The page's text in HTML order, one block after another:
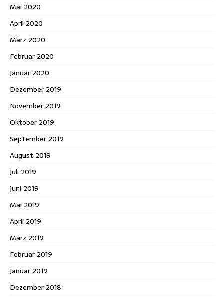
Mai 2020
April 2020
März 2020
Februar 2020
Januar 2020
Dezember 2019
November 2019
Oktober 2019
September 2019
August 2019
Juli 2019
Juni 2019
Mai 2019
April 2019
März 2019
Februar 2019
Januar 2019
Dezember 2018